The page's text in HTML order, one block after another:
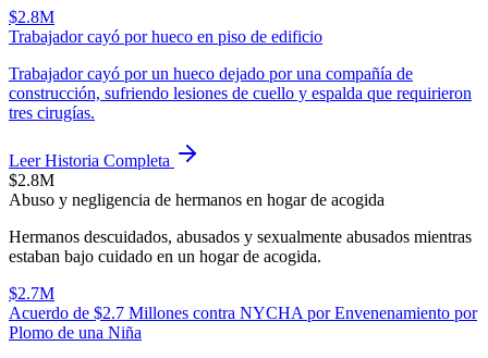
$2.8M
Trabajador cayó por hueco en piso de edificio
Trabajador cayó por un hueco dejado por una compañía de
construcción, sufriendo lesiones de cuello y espalda que requirieron
tres cirugías.
Leer Historia Completa
$2.8M
Abuso y negligencia de hermanos en hogar de acogida
Hermanos descuidados, abusados y sexualmente abusados mientras
estaban bajo cuidado en un hogar de acogida.
$2.7M
Acuerdo de $2.7 Millones contra NYCHA por Envenenamiento por
Plomo de una Niña